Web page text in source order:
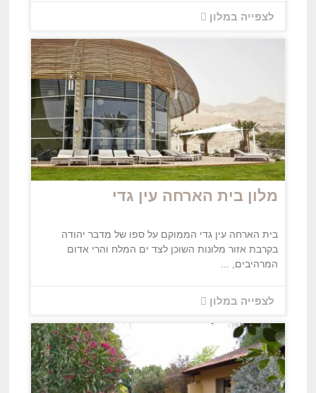
לצפייה במלון
מלון בית הארחה עין גדי
בית הארחה עין גדי הממוקם על ספו של מדבר יהודה
בקרבת אזור מלונות השוכן לצד ים המלח והרי אדום
המרהיבים, ...
לצפייה במלון